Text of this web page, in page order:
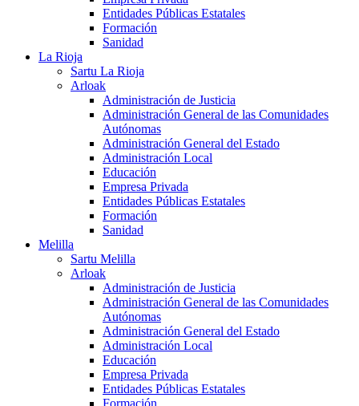
Entidades Públicas Estatales
Formación
Sanidad
La Rioja
Sartu La Rioja
Arloak
Administración de Justicia
Administración General de las Comunidades
Autónomas
Administración General del Estado
Administración Local
Educación
Empresa Privada
Entidades Públicas Estatales
Formación
Sanidad
Melilla
Sartu Melilla
Arloak
Administración de Justicia
Administración General de las Comunidades
Autónomas
Administración General del Estado
Administración Local
Educación
Empresa Privada
Entidades Públicas Estatales